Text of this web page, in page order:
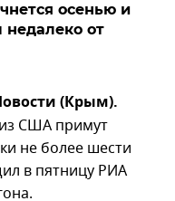
осенью и
недалеко от
(Крым).
США примут
не более шести
в пятницу РИА